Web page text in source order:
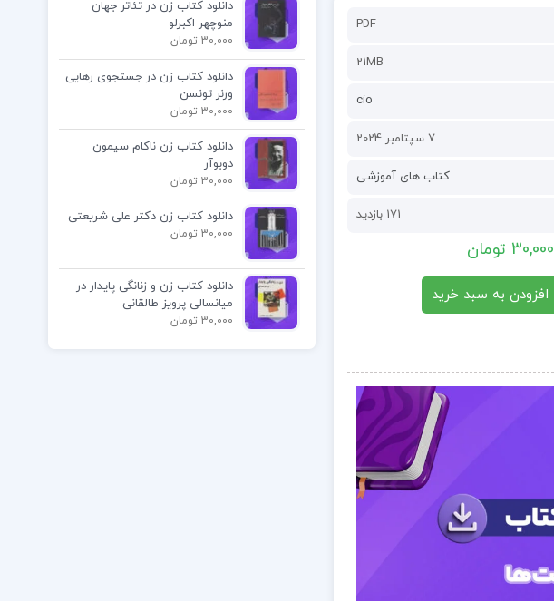
PDF
21MB
cio
7 سپتامبر 2024
کتاب های آموزشی
171 بازدید
30,000 تومان
افزودن به سبد خرید
دانلود کتاب زن در تئاتر جهان
منوچهر اکبرلو
30,000 تومان
دانلود کتاب زن در جستجوی رهایی
ورنر تونسن
30,000 تومان
دانلود کتاب زن ناکام سیمون
دوبوآر
30,000 تومان
دانلود کتاب زن دکتر علی شریعتی
30,000 تومان
دانلود کتاب زن و زنانگی پایدار در
میانسالی پرویز طالقانی
30,000 تومان